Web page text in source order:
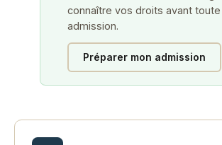
connaître vos droits avant toute
admission.
Préparer mon admission